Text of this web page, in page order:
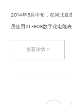
2014年5月中旬，在河北送
员使用XL-808数字化电能
查看详情 >